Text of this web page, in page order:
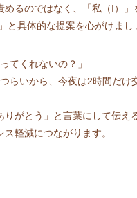
めるのではなく、「私（I）」
と具体的な提案を心がけまし
てくれないの？」
つらいから、今夜は2時間だけ
りがとう」と言葉にして伝え
軽減につながります。